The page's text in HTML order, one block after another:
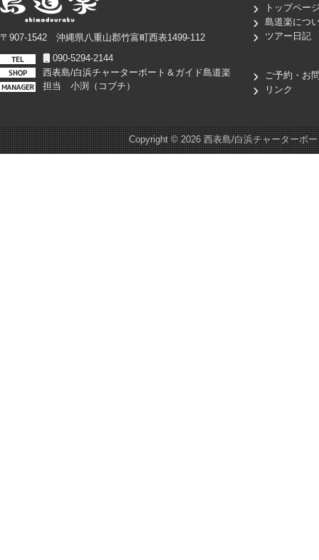
〒907-1542 沖縄県八重山郡竹富町西表1499-112
090-5294-2144
西表島/白浜チャーターボート＆ガイド島道楽
担当 小渕（コブチ）
トップペー
島道楽につ
ツアー日記
ご予約・お
リンク
Copyright ©2026 西表島/白浜チャーターボ